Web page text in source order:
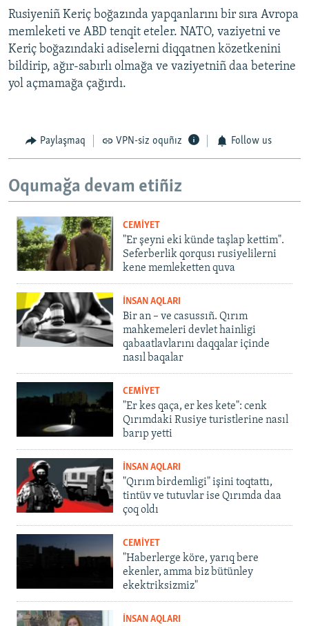
Rusiyeniñ Keriç boğazında yapqanlarını bir sıra Avropa
memleketi ve ABD tenqit eteler. NATO, vaziyetni ve
Keriç boğazındaki adiselerni diqqatnen közetkenini
bildirip, ağır-sabırlı olmağa ve vaziyetniñ daa beterine
yol açmamağa çağırdı.
Paylaşmaq VPN-siz oquñız Follow us
Oqumağa devam etiñiz
CEMİYET
"Er şeyni eki künde taşlap kettim".
Seferberlik qorqusı rusiyelilerni
kene memleketten quva
İNSAN AQLARI
Bir an – ve casussıñ. Qırım
mahkemeleri devlet hainligi
qabaatlavlarını daqqalar içinde
nasıl baqalar
CEMİYET
"Er kes qaça, er kes kete": cenk
Qırımdaki Rusiye turistlerine nasıl
barıp yetti
İNSAN AQLARI
"Qırım birdemligi" işini toqtattı,
tintüv ve tutuvlar ise Qırımda daa
çoq oldı
CEMİYET
"Haberlerge köre, yarıq bere
ekenler, amma biz bütünley
ekektriksizmiz"
İNSAN AQLARI